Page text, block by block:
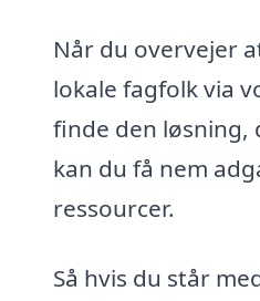
Når du overvejer
lokale fagfolk via
finde den løsning,
kan du få nem
ressourcer.
Så hvis du står